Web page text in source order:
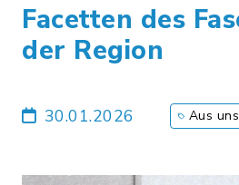
Facetten des
der Region
30.01.2026 Aus